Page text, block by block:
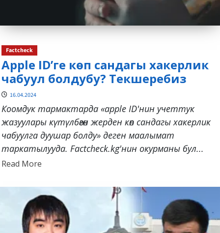
Factcheck
Apple ID’ге көп сандагы хакерлик
чабуул болдубу? Текшеребиз
16.04.2024
Коомдук тармактарда «apple ID'нин учеттук
жазуулары күтүлбөгөн жерден көп сандагы хакерлик
чабуулга дуушар болду» деген маалымат
таркатылууда. Factcheck.kg'нин окурманы бул...
Read MoreRead
about